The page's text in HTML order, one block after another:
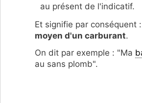
au présent de l'indicatif.
Et signifie par conséquent :
moyen d'un carburant.
On dit par exemple : "Ma
au sans plomb".